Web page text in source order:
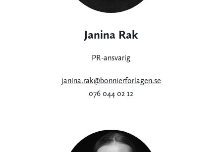
Janina Rak
PR-ansvarig
janina.rak@bonnierforlagen.se
076 044 02 12